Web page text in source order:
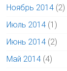
Ноябрь 2014 (2)
Июль 2014 (1)
Июнь 2014 (2)
Май 2014 (4)